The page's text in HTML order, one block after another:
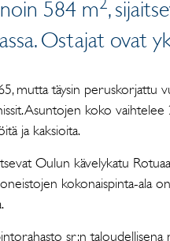
584 m ,
Ostajat ovat
mutta täysin peruskorjattu
Asuntojen koko
ja kaksioita.
Oulun kävelykatu
kokonaispinta-ala
sr:n taloudellisena